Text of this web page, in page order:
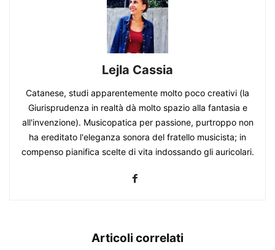
Lejla Cassia
Catanese, studi apparentemente molto poco creativi (la
Giurisprudenza in realtà dà molto spazio alla fantasia e
all'invenzione). Musicopatica per passione, purtroppo non
ha ereditato l'eleganza sonora del fratello musicista; in
compenso pianifica scelte di vita indossando gli auricolari.
Articoli correlati